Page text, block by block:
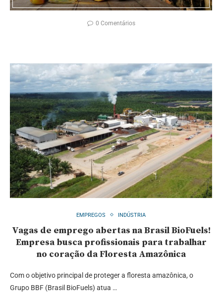
0 Comentários
EMPREGOS INDÚSTRIA
Vagas de emprego abertas na Brasil BioFuels!
Empresa busca profissionais para trabalhar
no coração da Floresta Amazônica
Com o objetivo principal de proteger a floresta amazônica, o
Grupo BBF (Brasil BioFuels) atua …